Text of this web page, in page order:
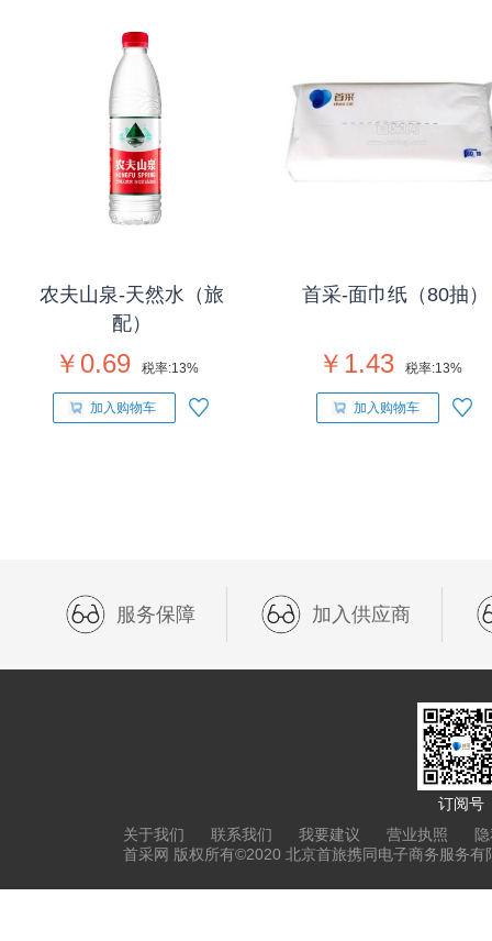
农夫山泉-天然水（旅
配）
￥0.69 税率:13%
加入购物车
首采-面巾纸（80抽）
￥1.43 税率:13%
加入购物车
服务保障 加入供应商
订阅号
关于我们
联系我们 我要建议 营业执照
首采网 版权所有©2020 北京首旅携同电子商务服务有